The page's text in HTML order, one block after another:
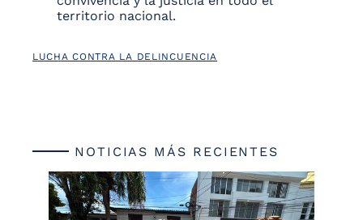
territorio nacional.
LUCHA CONTRA LA DELINCUENCIA
NOTICIAS MÁS RECIENTES